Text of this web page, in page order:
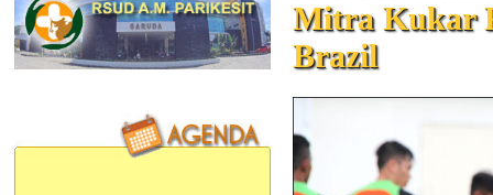
Mitra Kukar
Brazil